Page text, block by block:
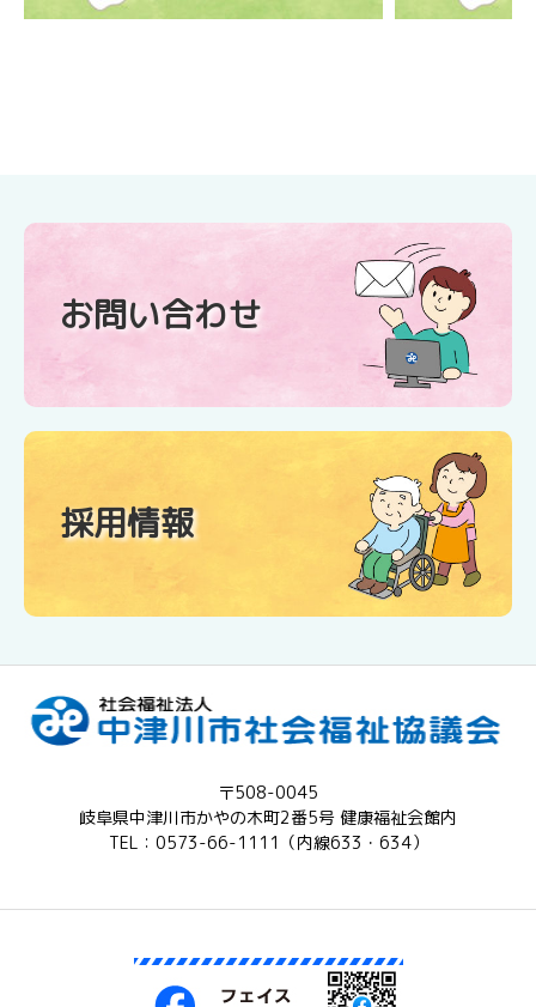
お問い合わせ
採用情報
〒508-0045
岐阜県中津川市かやの木町2番5号 健康福祉会館内
TEL：0573-66-1111（内線633・634）